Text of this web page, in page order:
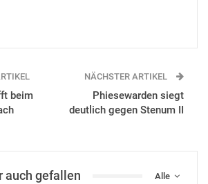
beim
NÄCHSTER ARTIKEL
Phiesewarden siegt
deutlich gegen Stenum II
Alle
auch gefallen